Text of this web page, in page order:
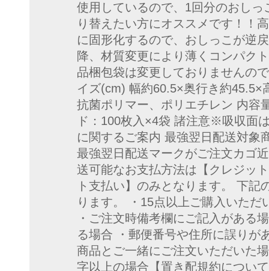
使用しているので、1回分のおし
り替えたい方にオススメです！！
に固形化するので、おしっこが逆
降、材質変更により薄くコンパク
品梱包袋は変更しておりませんの
イズ(cm) 幅約60.5×奥行き約45.5×
抗菌ポリマー、ポリエチレン 内容
ド：100枚入×4袋 諸注意※吸収面
に関するご案内 最強翌日配送対象
最強翌日配送マークがご注文カゴ
送可能なお支払方法は【クレジッ
ト支払い】のみとなります。 下
ります。 ・15点以上ご購入いた
・ご注文時備考欄にご記入がある
る場合 ・郵便番号や住所に誤りが
商品とご一緒にご注文いただいた
字以上の場合【置き配規約に